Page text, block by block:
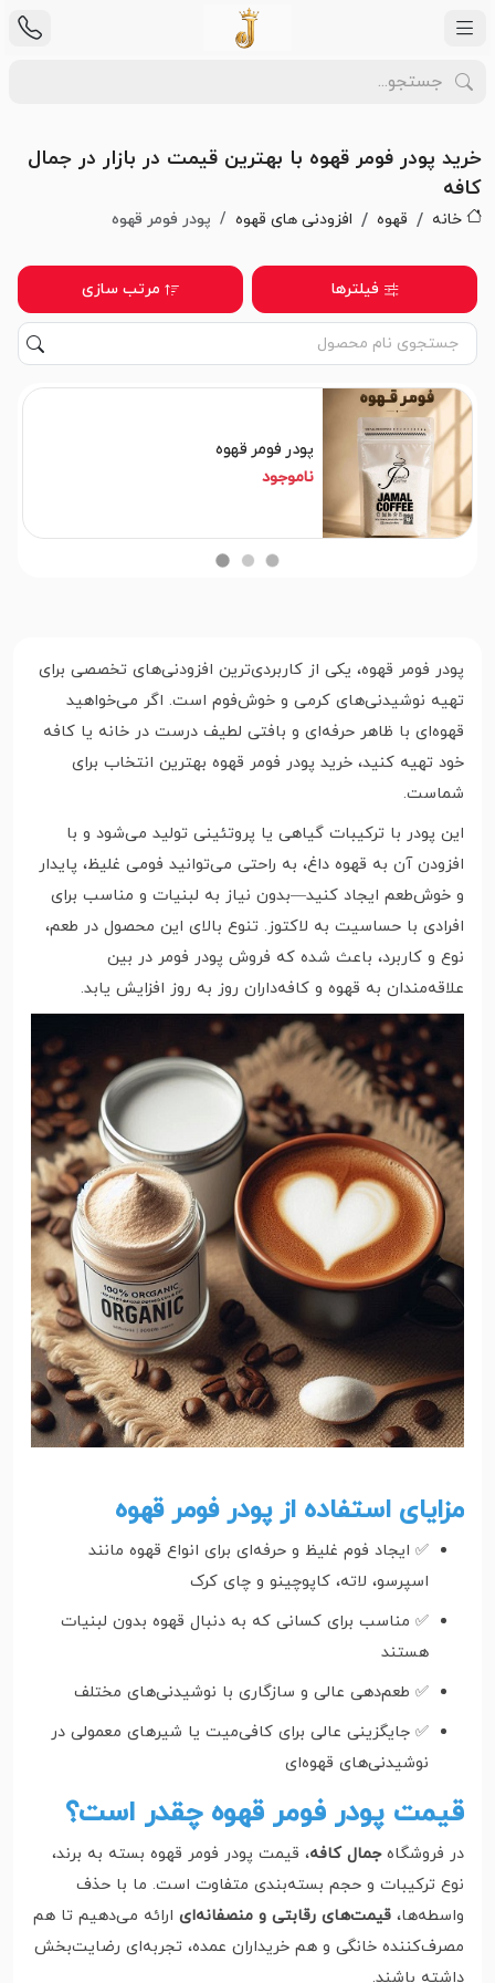
خرید پودر فومر قهوه با بهترین قیمت در بازار در جمال
کافه
خانه قهوه افزودنی های قهوه پودر فومر قهوه
فیلترها مرتب سازی
پودر فومر قهوه
ناموجود
پودر فومر قهوه، یکی از کاربردی‌ترین افزودنی‌های تخصصی برای
تهیه نوشیدنی‌های کرمی و خوش‌فوم است. اگر می‌خواهید
قهوه‌ای با ظاهر حرفه‌ای و بافتی لطیف درست در خانه یا کافه
خود تهیه کنید، خرید پودر فومر قهوه بهترین انتخاب برای
شماست.
این پودر با ترکیبات گیاهی یا پروتئینی تولید می‌شود و با
افزودن آن به قهوه داغ، به راحتی می‌توانید فومی غلیظ، پایدار
و خوش‌طعم ایجاد کنید—بدون نیاز به لبنیات و مناسب برای
افرادی با حساسیت به لاکتوز. تنوع بالای این محصول در طعم،
نوع و کاربرد، باعث شده که فروش پودر فومر در بین
علاقه‌مندان به قهوه و کافه‌داران روز به روز افزایش یابد.
مزایای استفاده از پودر فومر قهوه
✅ ایجاد فوم غلیظ و حرفه‌ای برای انواع قهوه مانند
اسپرسو، لاته، کاپوچینو و چای کرک
✅ مناسب برای کسانی که به دنبال قهوه بدون لبنیات
هستند
✅ طعم‌دهی عالی و سازگاری با نوشیدنی‌های مختلف
✅ جایگزینی عالی برای کافی‌میت یا شیرهای معمولی در
نوشیدنی‌های قهوه‌ای
قیمت پودر فومر قهوه چقدر است؟
در فروشگاهجمال کافه، قیمت پودر فومر قهوه بسته به برند،
نوع ترکیبات و حجم بسته‌بندی متفاوت است. ما با حذف
واسطه‌ها، قیمت‌های رقابتی و منصفانه‌ای ارائه می‌دهیم تا هم
مصرف‌کننده خانگی و هم خریداران عمده، تجربه‌ای رضایت‌بخش